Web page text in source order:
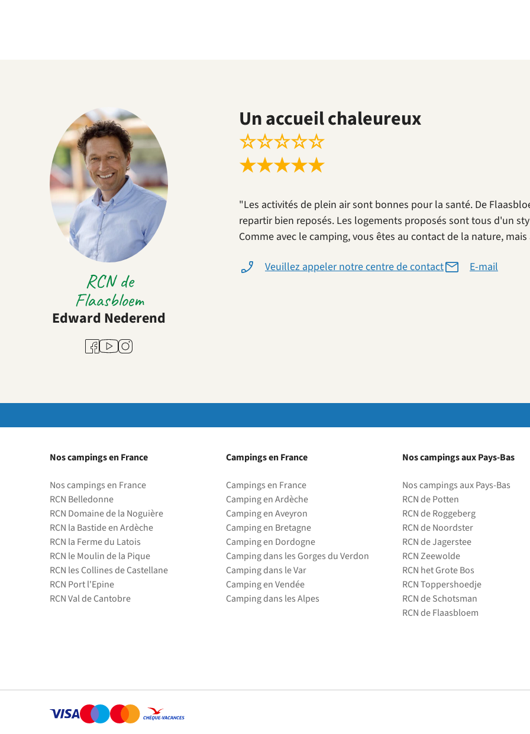
RCN de
Flaasbloem
Edward Nederend
Facebook
YoutubeInstagram
Un accueil chaleureux
☆☆☆☆☆
★★★★★
"Les activités de plein air sont bonnes pour la santé. De
repartir bien reposés. Les logements proposés sont tous d'un
Comme avec le camping, vous êtes au contact de la nature,
Veuillez appeler notre centre de contact E-mail
Nos campings en France
Nos campings en France
RCN Belledonne
RCN Domaine de la Noguière
RCN la Bastide en Ardèche
RCN la Ferme du Latois
RCN le Moulin de la Pique
RCN les Collines de Castellane
RCN Port l'Epine
RCN Val de Cantobre
Campings en France
Campings en France
Camping en Ardèche
Camping en Aveyron
Camping en Bretagne
Camping en Dordogne
Camping dans les Gorges du Verdon
Camping dans le Var
Camping en Vendée
Camping dans les Alpes
Nos campings aux Pays-Bas
Nos campings aux Pays-Bas
RCN de Potten
RCN de Roggeberg
RCN de Noordster
RCN de Jagerstee
RCN Zeewolde
RCN het Grote Bos
RCN Toppershoedje
RCN de Schotsman
RCN de Flaasbloem